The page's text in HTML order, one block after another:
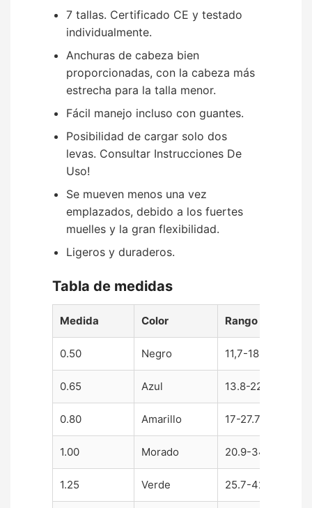
7 tallas. Certificado CE y testado
individualmente.
Anchuras de cabeza bien
proporcionadas, con la cabeza más
estrecha para la talla menor.
Fácil manejo incluso con guantes.
Posibilidad de cargar solo dos
levas. Consultar Instrucciones De
Uso!
Se mueven menos una vez
emplazados, debido a los fuertes
muelles y la gran flexibilidad.
Ligeros y duraderos.
Tabla de medidas
Medida Color Rango
0.50 Negro 11,7-18.9 mm
0.65 Azul 13.8-22.5 mm
0.80 Amarillo 17-27.7 mm
1.00 Morado 20.9-34.2 mm
1.25 Verde 25.7-42.3 mm